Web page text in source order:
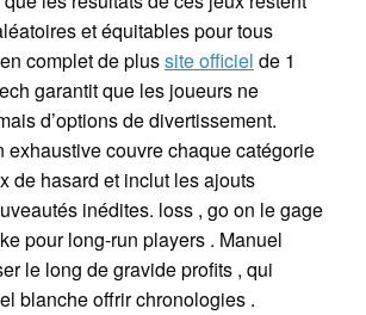
et équitables pour tous
complet de plussite officiel de 1
garantit que les joueurs ne
d’options de divertissement.
exhaustive couvre chaque catégorie
de hasard et inclut les ajouts
inédites. loss , go on le gage
pour long-run players . Manuel
le long de gravide profits , qui
blanche offrir chronologies .